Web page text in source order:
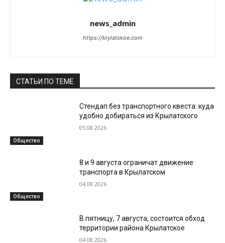
news_admin
https://krylatskoe.com
СТАТЬИ ПО ТЕМЕ
Общество
Стендап без транспортного квеста: куда
удобно добираться из Крылатского
05.08.2026
Общество
8 и 9 августа ограничат движение
транспорта в Крылатском
04.08.2026
В пятницу, 7 августа, состоится обход
территории района Крылатское
04.08.2026